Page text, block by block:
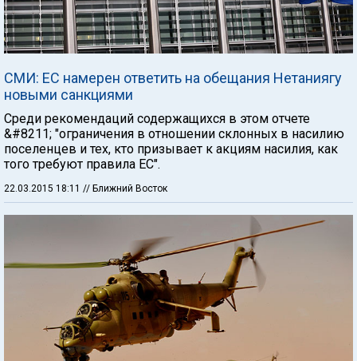
СМИ: ЕС намерен ответить на обещания Нетаниягу
новыми санкциями
Среди рекомендаций содержащихся в этом отчете
&#8211; "ограничения в отношении склонных в насилию
поселенцев и тех, кто призывает к акциям насилия, как
того требуют правила ЕС".
22.03.2015 18:11 // Ближний Восток